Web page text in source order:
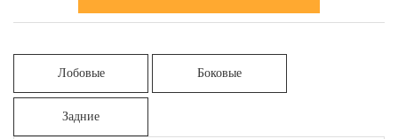
Лобовые Боковые
Задние